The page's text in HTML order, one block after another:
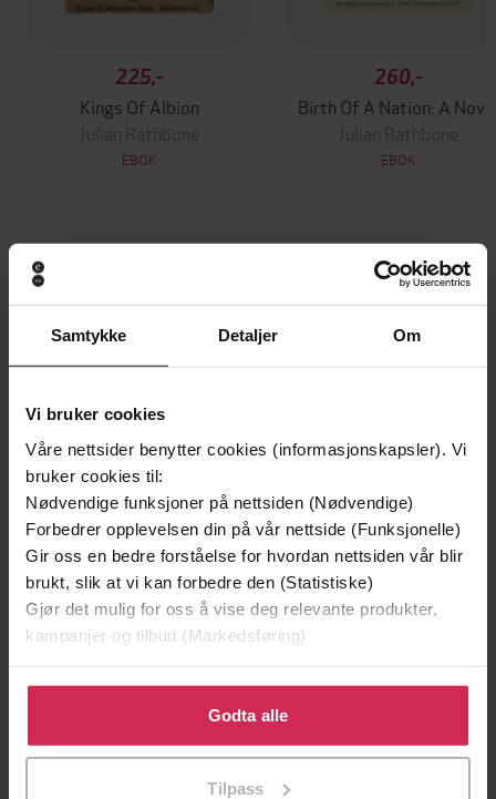
Samtykke Detaljer Om
Vi bruker cookies
Våre nettsider benytter cookies (informasjonskapsler). Vi
bruker cookies til:
Nødvendige funksjoner på nettsiden (Nødvendige)
Forbedrer opplevelsen din på vår nettside (Funksjonelle)
Gir oss en bedre forståelse for hvordan nettsiden vår blir
brukt, slik at vi kan forbedre den (Statistiske)
Gjør det mulig for oss å vise deg relevante produkter,
kampanjer og tilbud (Markedsføring)
Klikk på «Godta alle» for å gi oss ditt samtykke til å
bruke cookies for alle disse formålene. Du kan også
tilpasse ditt samtykke til spesifikke formål ved å klikke
Godta alle
Tilpass
225,-
Kings Of Albion
Julian Rathbone
EBOK
260,-
Birth Of A Nation: A
Julian Rathbone
EBOK
Andre har også kjøpt
Premium
Vinner av Rivertonprisen
EBOK
Premium
Første gang på tilbud
EBOK